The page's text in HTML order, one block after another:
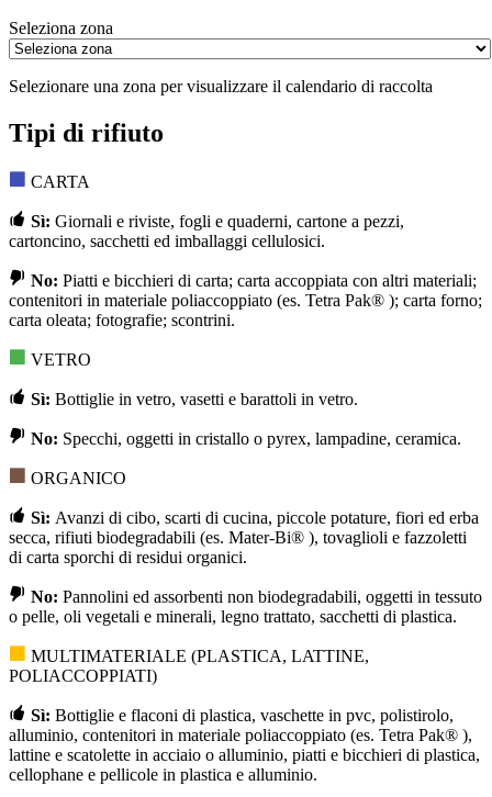
Seleziona zona
Selezionare una zona per visualizzare il calendario di raccolta
Tipi di rifiuto
CARTA
Sì: Giornali e riviste, fogli e quaderni, cartone a pezzi,
cartoncino, sacchetti ed imballaggi cellulosici.
No: Piatti e bicchieri di carta; carta accoppiata con altri materiali;
contenitori in materiale poliaccoppiato (es. Tetra Pak® ); carta forno;
carta oleata; fotografie; scontrini.
VETRO
Sì: Bottiglie in vetro, vasetti e barattoli in vetro.
No: Specchi, oggetti in cristallo o pyrex, lampadine, ceramica.
ORGANICO
Sì: Avanzi di cibo, scarti di cucina, piccole potature, fiori ed erba
secca, rifiuti biodegradabili (es. Mater-Bi® ), tovaglioli e fazzoletti
di carta sporchi di residui organici.
No: Pannolini ed assorbenti non biodegradabili, oggetti in tessuto
o pelle, oli vegetali e minerali, legno trattato, sacchetti di plastica.
MULTIMATERIALE (PLASTICA, LATTINE,
POLIACCOPPIATI)
Sì: Bottiglie e flaconi di plastica, vaschette in pvc, polistirolo,
alluminio, contenitori in materiale poliaccoppiato (es. Tetra Pak® ),
lattine e scatolette in acciaio o alluminio, piatti e bicchieri di plastica,
cellophane e pellicole in plastica e alluminio.